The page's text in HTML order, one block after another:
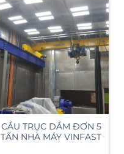
CẦU TRỤC DẦM ĐƠN 5
TẤN NHÀ MÁY VINFAST